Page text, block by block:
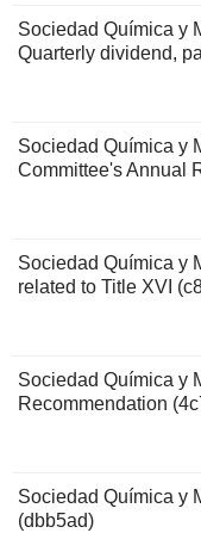
Sociedad Química y
Quarterly dividend,
Sociedad Química y
Committee's Annual
Sociedad Química y
related to Title XVI
Sociedad Química y
Recommendation
Sociedad Química y
(dbb5ad)